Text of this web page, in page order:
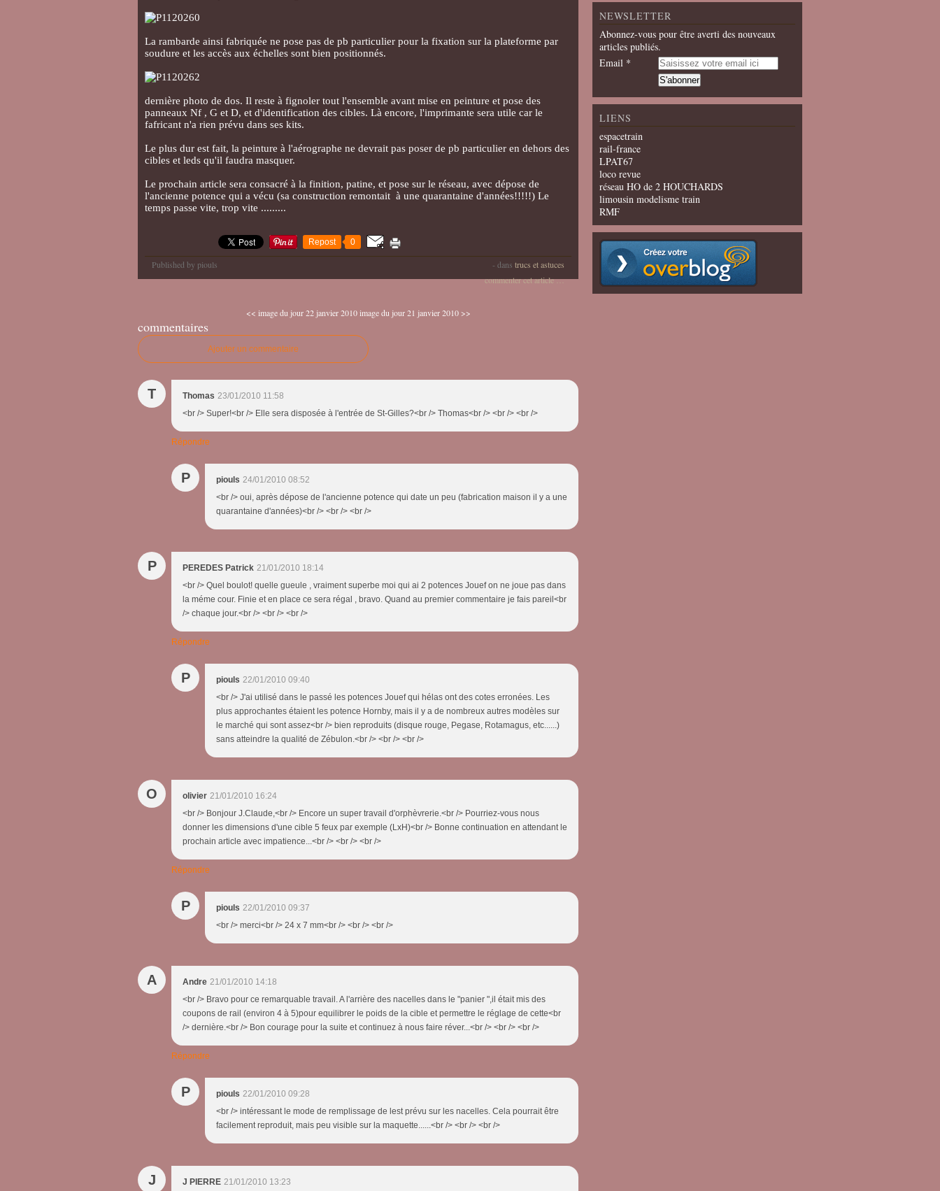
La rambarde ainsi fabriquée ne pose pas de pb particulier pour la fixation sur la plateforme par
soudure et les accès aux échelles sont bien positionnés.
dernière photo de dos. Il reste à fignoler tout l'ensemble avant mise en peinture et pose des
panneaux Nf , G et D, et d'identification des cibles. Là encore, l'imprimante sera utile car le
fafricant n'a rien prévu dans ses kits.
Le plus dur est fait, la peinture à l'aérographe ne devrait pas poser de pb particulier en dehors des
cibles et leds qu'il faudra masquer.
Le prochain article sera consacré à la finition, patine, et pose sur le réseau, avec dépose de
l'ancienne potence qui a vécu (sa construction remontait à une quarantaine d'années!!!!!) Le
temps passe vite, trop vite .........
Repost 0
Published by piouls - dans trucs et astuces
commenter cet article…
<< image du jour 22 janvier 2010 image du jour 21 janvier 2010 >>
commentaires
Ajouter un commentaire
T Thomas 23/01/2010 11:58
<br /> Super!<br /> Elle sera disposée à l'entrée de St-Gilles?<br /> Thomas<br /> <br /> <br />
Répondre
P piouls 24/01/2010 08:52
<br /> oui, après dépose de l'ancienne potence qui date un peu (fabrication maison il y a une
quarantaine d'années)<br /> <br /> <br />
P PEREDES Patrick 21/01/2010 18:14
<br /> Quel boulot! quelle gueule , vraiment superbe moi qui ai 2 potences Jouef on ne joue pas dans
la méme cour. Finie et en place ce sera régal , bravo. Quand au premier commentaire je fais pareil<br
/> chaque jour.<br /> <br /> <br />
Répondre
P piouls 22/01/2010 09:40
<br /> J'ai utilisé dans le passé les potences Jouef qui hélas ont des cotes erronées. Les
plus approchantes étaient les potence Hornby, mais il y a de nombreux autres modèles sur
le marché qui sont assez<br /> bien reproduits (disque rouge, Pegase, Rotamagus, etc......)
sans atteindre la qualité de Zébulon.<br /> <br /> <br />
O olivier 21/01/2010 16:24
<br /> Bonjour J.Claude,<br /> Encore un super travail d'orphèvrerie.<br /> Pourriez-vous nous
donner les dimensions d'une cible 5 feux par exemple (LxH)<br /> Bonne continuation en attendant le
prochain article avec impatience...<br /> <br /> <br />
Répondre
P piouls 22/01/2010 09:37
<br /> merci<br /> 24 x 7 mm<br /> <br /> <br />
A Andre 21/01/2010 14:18
<br /> Bravo pour ce remarquable travail. A l'arrière des nacelles dans le "panier ",il était mis des
coupons de rail (environ 4 à 5)pour equilibrer le poids de la cible et permettre le réglage de cette<br
/> dernière.<br /> Bon courage pour la suite et continuez à nous faire réver...<br /> <br /> <br />
Répondre
P piouls 22/01/2010 09:28
<br /> intéressant le mode de remplissage de lest prévu sur les nacelles. Cela pourrait être
facilement reproduit, mais peu visible sur la maquette......<br /> <br /> <br />
J J PIERRE 21/01/2010 13:23
NEWSLETTER
Abonnez-vous pour être averti des nouveaux
articles publiés.
Email
LIENS
espacetrain
rail-france
LPAT67
loco revue
réseau HO de 2 HOUCHARDS
limousin modelisme train
RMF